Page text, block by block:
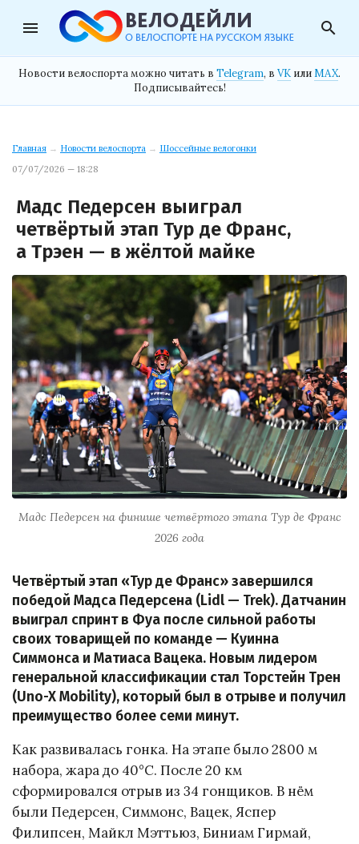
menu search
Новости велоспорта можно читать в Telegram, в VK илиMAX.
Подписывайтесь!
Главная → Новости велоспорта → Шоссейные велогонки
07/07/2026 — 18:28
Мадс Педерсен выиграл
четвёртый этап Тур де Франс,
а Трэен — в жёлтой майке
Мадс Педерсен на финише четвёртого этапа Тур де Франс
2026 года
Четвёртый этап «Тур де Франс» завершился
победой Мадса Педерсена (Lidl — Trek). Датчанин
выиграл спринт в Фуа после сильной работы
своих товарищей по команде — Куинна
Симмонса и Матиаса Вацека. Новым лидером
генеральной классификации стал Торстейн Трен
(Uno-X Mobility), который был в отрыве и получил
преимущество более семи минут.
Как развивалась гонка. На этапе было 2800 м
набора, жара до 40°C. После 20 км
сформировался отрыв из 34 гонщиков. В нём
были Педерсен, Симмонс, Вацек, Яспер
Филипсен, Майкл Мэттьюз, Биниам Гирмай,